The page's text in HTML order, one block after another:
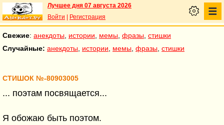
Лучшее дня 07 августа 2026
Войти
Регистрация
Свежие: анекдоты истории мемы фразы стишки
Случайные: анекдоты истории мемы фразы стишки
СТИШОК №-80903005
... поэтам посвящается...
Я обожаю быть поэтом.